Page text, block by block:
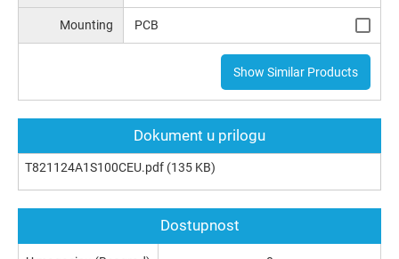
Mounting PCB
Show Similar Products
Dokument u prilogu
T821124A1S100CEU.pdf (135 KB)
Dostupnost